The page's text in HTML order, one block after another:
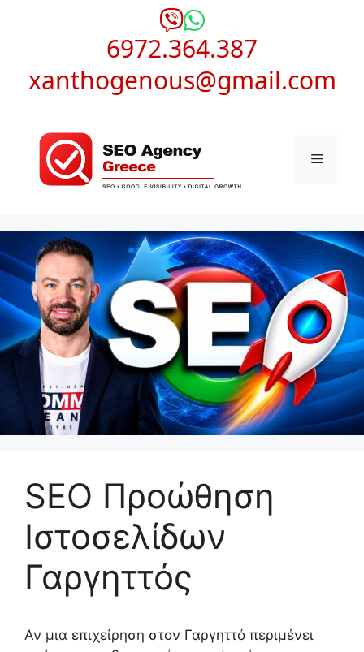
6972.364.387
xanthogenous@gmail.com
Μενού
SEO Προώθηση
Ιστοσελίδων
Γαργηττός
Αν μια επιχείρηση στον Γαργηττό περιμένει